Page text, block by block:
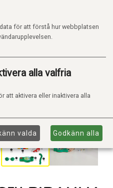
för att förstå hur webbplatsen
alla valfria
att aktivera eller inaktivera alla
valda Godkänn alla